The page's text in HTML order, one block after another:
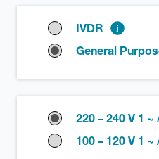
IVDR
General
220 – 240 V 1 ~
100 – 120 V 1 ~